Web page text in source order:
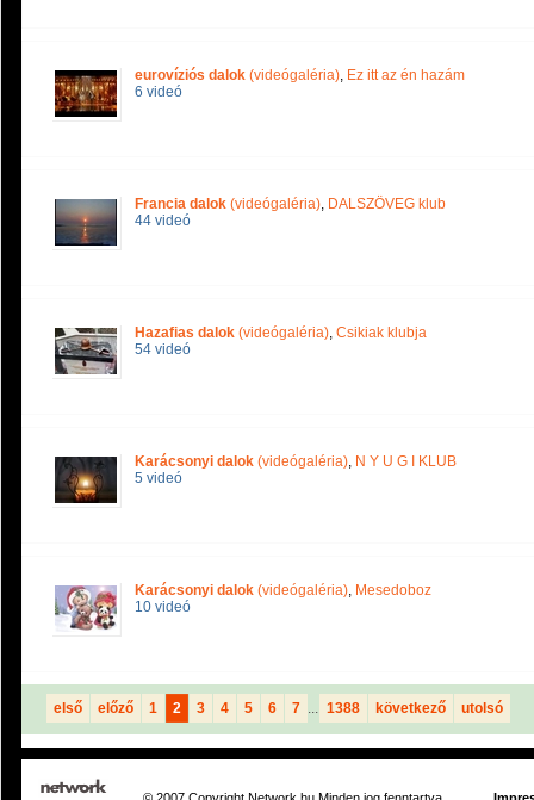
eurovíziós dalok (videógaléria), Ez itt az én hazám
6 videó
Francia dalok (videógaléria), DALSZÖVEG klub
44 videó
Hazafias dalok (videógaléria), Csikiak klubja
54 videó
Karácsonyi dalok (videógaléria), N Y U G I KLUB
5 videó
Karácsonyi dalok (videógaléria), Mesedoboz
10 videó
első előző 1 2 3 4 5 6 7 ... 1388 következő utolsó